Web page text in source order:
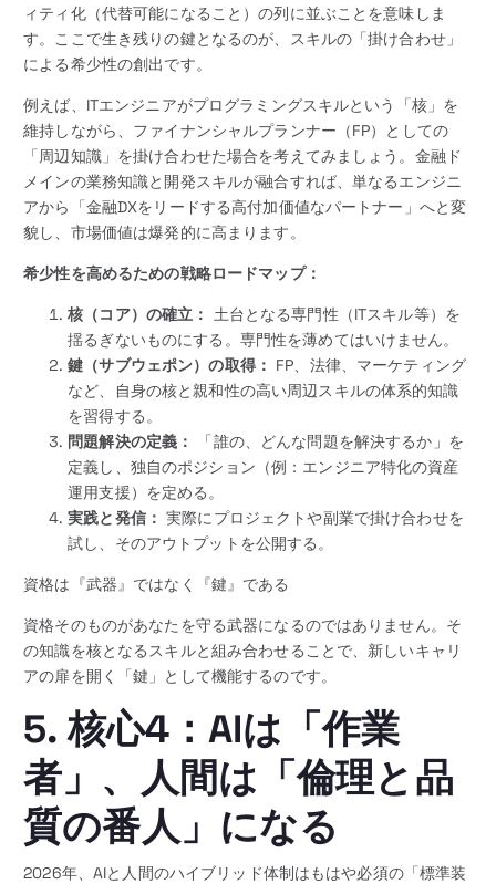
ィティ化（代替可能になること）の列に並ぶことを意味しま
す。ここで生き残りの鍵となるのが、スキルの「掛け合わせ」
による希少性の創出です。
例えば、ITエンジニアがプログラミングスキルという「核」を
維持しながら、ファイナンシャルプランナー（FP）としての
「周辺知識」を掛け合わせた場合を考えてみましょう。金融ド
メインの業務知識と開発スキルが融合すれば、単なるエンジニ
アから「金融DXをリードする高付加価値なパートナー」へと変
貌し、市場価値は爆発的に高まります。
希少性を高めるための戦略ロードマップ：
核（コア）の確立： 土台となる専門性（ITスキル等）を
揺るぎないものにする。専門性を薄めてはいけません。
鍵（サブウェポン）の取得： FP、法律、マーケティング
など、自身の核と親和性の高い周辺スキルの体系的知識
を習得する。
問題解決の定義：
「誰の、どんな問題を解決するか」を
定義し、独自のポジション（例：エンジニア特化の資産
運用支援）を定める。
実践と発信： 実際にプロジェクトや副業で掛け合わせを
試し、そのアウトプットを公開する。
資格は『武器』ではなく『鍵』である
資格そのものがあなたを守る武器になるのではありません。そ
の知識を核となるスキルと組み合わせることで、新しいキャリ
アの扉を開く「鍵」として機能するのです。
5. 核心4：AIは「作業
者」、人間は「倫理と品
質の番人」になる
2026年、AIと人間のハイブリッド体制はもはや必須の「標準装